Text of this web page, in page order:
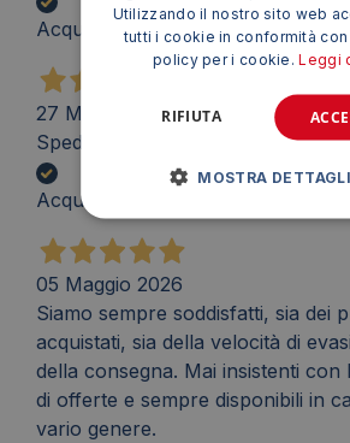
Acquirente verificato
27 Maggio 2026
Spedizione velocissima e prodotti
Acquirente verificato
05 Maggio 2026
Siamo sempre soddisfatti, sia dei
acquistati, sia della velocità di
della consegna. Mai insistenti con
di offerte e sempre disponibili in
vario genere.
Utilizzando il nostro sito web
tutti i cookie in conformità con
policy per i cookie.Leggi
RIFIUTA
MOSTRA DETTAGLI